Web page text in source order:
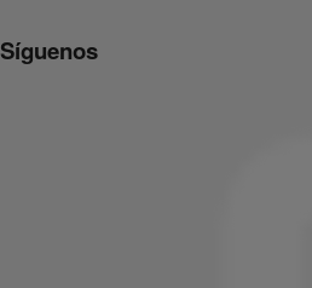
Síguenos